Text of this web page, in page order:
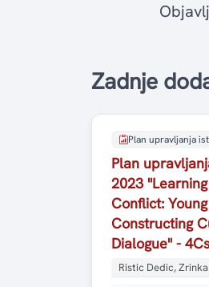
Zadnje
Plan upravljanja
Plan
2023
Conflict:
Constructing
Dialogue" - 4Cs
Ristic Dedic, Zrinka